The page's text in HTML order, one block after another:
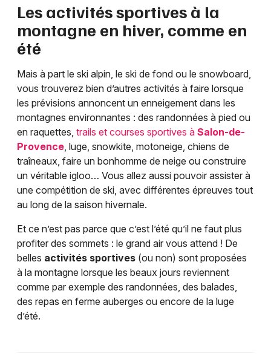
Les activités sportives à la
montagne en hiver, comme en
été
Mais à part le ski alpin, le ski de fond ou le snowboard,
vous trouverez bien d’autres activités à faire lorsque
les prévisions annoncent un enneigement dans les
montagnes environnantes : des randonnées à pied ou
en raquettes, trails et courses sportives à Salon-de-
Provence, luge, snowkite, motoneige, chiens de
traîneaux, faire un bonhomme de neige ou construire
un véritable igloo… Vous allez aussi pouvoir assister à
une compétition de ski, avec différentes épreuves tout
au long de la saison hivernale.
Et ce n’est pas parce que c’est l’été qu’il ne faut plus
profiter des sommets : le grand air vous attend ! De
belles activités sportives (ou non) sont proposées
à la montagne lorsque les beaux jours reviennent
comme par exemple des randonnées, des balades,
des repas en ferme auberges ou encore de la luge
d’été.